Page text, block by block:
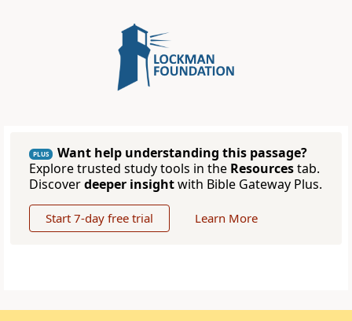
PLUS
Want help understanding this passage?
Explore trusted study tools in the Resourcestab.
Discoverdeeper insightwith Bible Gateway Plus.
Start 7-day free trial Learn More